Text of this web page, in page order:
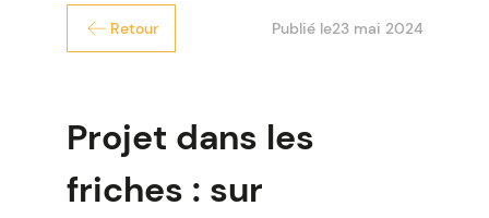
Retour Publié le23 mai 2024
Projet dans les
friches : sur